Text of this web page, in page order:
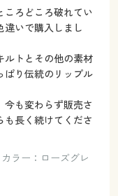
ころどころ破れてい
違いで購入しまし
ルトとその他の素材
ぱり伝統のリップル
今も変わらず販売さ
も長く続けてくださ
ラー：ローズグレ